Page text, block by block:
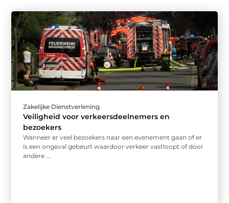
Zakelijke Dienstverlening
Veiligheid voor verkeersdeelnemers en
bezoekers
Wanneer er veel bezoekers naar een evenement gaan of er
is een ongeval gebeurt waardoor verkeer vastloopt of door
andere ...